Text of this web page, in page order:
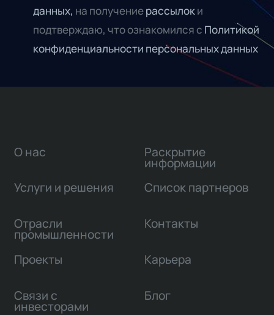
данных, на получениерассылоки
подтверждаю, что ознакомился с Политикой
конфиденциальности персональных данных
О нас
Услуги и решения
Отрасли
промышленности
Проекты
Связи с
инвесторами
Раскрытие
информации
Список партнеров
Контакты
Карьера
Блог